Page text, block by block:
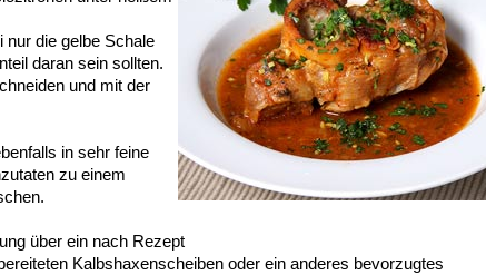
nur die gelbe Schale
daran sein sollten.
und mit der
in sehr feine
zu einem
über ein nach Rezept
Kalbshaxenscheiben oder ein anderes bevorzugtes